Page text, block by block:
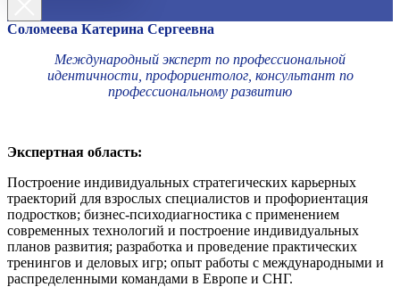
Соломеева Катерина Сергеевна
Международный эксперт по профессиональной
идентичности, профориентолог, консультант по
профессиональному развитию
Экспертная область:
Построение индивидуальных стратегических карьерных
траекторий для взрослых специалистов и профориентация
подростков; бизнес-психодиагностика с применением
современных технологий и построение индивидуальных
планов развития; разработка и проведение практических
тренингов и деловых игр; опыт работы с международными и
распределенными командами в Европе и СНГ.